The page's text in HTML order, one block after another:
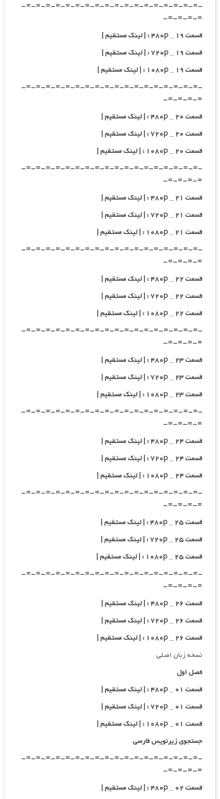
-=-=-=-=-=-=-=-=-=-=-=-=-=-=-=-=-=-=-
=-=-=-=-
قسمت ۱۹ _ ۴۸۰p : | لینک مستقیم |
قسمت ۱۹ _ ۷۲۰p : | لینک مستقیم |
قسمت ۱۹ _ ۱۰۸۰p : | لینک مستقیم |
-=-=-=-=-=-=-=-=-=-=-=-=-=-=-=-=-=-=-
=-=-=-=-
قسمت ۲۰ _ ۴۸۰p : | لینک مستقیم |
قسمت ۲۰ _ ۷۲۰p : | لینک مستقیم |
قسمت ۲۰ _ ۱۰۸۰p : | لینک مستقیم |
-=-=-=-=-=-=-=-=-=-=-=-=-=-=-=-=-=-=-
=-=-=-=-
قسمت ۲۱ _ ۴۸۰p : | لینک مستقیم |
قسمت ۲۱ _ ۷۲۰p : | لینک مستقیم |
قسمت ۲۱ _ ۱۰۸۰p : | لینک مستقیم |
-=-=-=-=-=-=-=-=-=-=-=-=-=-=-=-=-=-=-
=-=-=-=-
قسمت ۲۲ _ ۴۸۰p : | لینک مستقیم |
قسمت ۲۲ _ ۷۲۰p : | لینک مستقیم |
قسمت ۲۲ _ ۱۰۸۰p : | لینک مستقیم |
-=-=-=-=-=-=-=-=-=-=-=-=-=-=-=-=-=-=-
=-=-=-=-
قسمت ۲۳ _ ۴۸۰p : | لینک مستقیم |
قسمت ۲۳ _ ۷۲۰p : | لینک مستقیم |
قسمت ۲۳ _ ۱۰۸۰p : | لینک مستقیم |
-=-=-=-=-=-=-=-=-=-=-=-=-=-=-=-=-=-=-
=-=-=-=-
قسمت ۲۴ _ ۴۸۰p : | لینک مستقیم |
قسمت ۲۴ _ ۷۲۰p : | لینک مستقیم |
قسمت ۲۴ _ ۱۰۸۰p : | لینک مستقیم |
-=-=-=-=-=-=-=-=-=-=-=-=-=-=-=-=-=-=-
=-=-=-=-
قسمت ۲۵ _ ۴۸۰p : | لینک مستقیم |
قسمت ۲۵ _ ۷۲۰p : | لینک مستقیم |
قسمت ۲۵ _ ۱۰۸۰p : | لینک مستقیم |
-=-=-=-=-=-=-=-=-=-=-=-=-=-=-=-=-=-=-
=-=-=-=-
قسمت ۲۶ _ ۴۸۰p : | لینک مستقیم |
قسمت ۲۶ _ ۷۲۰p : | لینک مستقیم |
قسمت ۲۶ _ ۱۰۸۰p : | لینک مستقیم |
نسخه زبان اصلی
فصل اول
قسمت ۰۱ _ ۴۸۰p : | لینک مستقیم |
قسمت ۰۱ _ ۷۲۰p : | لینک مستقیم |
قسمت ۰۱ _ ۱۰۸۰p : | لینک مستقیم |
جستجوی زیرنویس فارسی
-=-=-=-=-=-=-=-=-=-=-=-=-=-=-=-=-=-=-
=-=-=-=-
قسمت ۰۲ _ ۴۸۰p : | لینک مستقیم |